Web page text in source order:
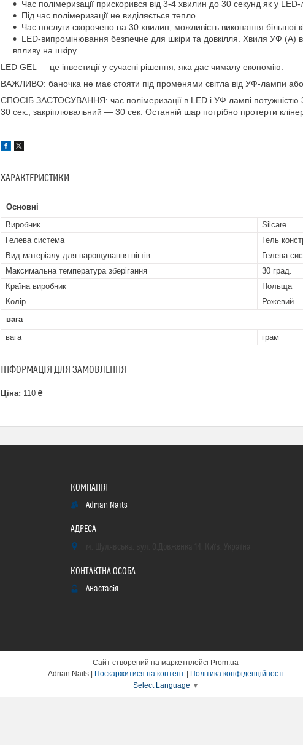
Час полімеризації прискорився від 3-4 хвилин до 30 секунд як у
Під час полімеризації не виділяється тепло.
Час послуги скорочено на 30 хвилин, можливість виконання більшої
LED-випромінювання безпечне для шкіри та довкілля. Хвиля УФ (А)
впливу на шкіру.
LED GEL — це інвестиції у сучасні рішення, яка дає чималу економію.
ВАЖЛИВО: баночка не має стояти під променями світла від УФ-лампи
СПОСІБ ЗАСТОСУВАННЯ: час полімеризації в LED і УФ лампі
30 сек.; закріплювальний — 30 сек. Останній шар потрібно протерти
ХАРАКТЕРИСТИКИ
Основні
Виробник
Silcare
Гелева система
Гель
Вид матеріалу для нарощування нігтів
Гелева
Максимальна температура зберігання
30 град.
Країна виробник
Польща
Колір
Рожевий
вага
вага
грам
ІНФОРМАЦІЯ ДЛЯ ЗАМОВЛЕННЯ
Ціна: 110 ₴
Adrian Nails
Анастасія
Сайт створений на маркетплейсі Prom.ua
Поскаржитися на контент
Політика конфіденційності
Select Language ▼